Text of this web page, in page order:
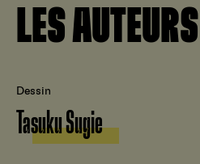
LES AUTEURS
Dessin
Tasuku Sugie